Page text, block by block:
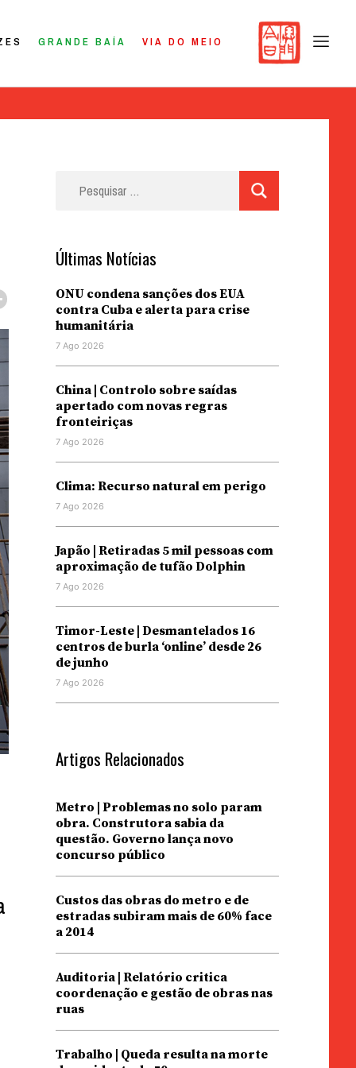
GRANDE BAÍA VIA DO MEIO
Últimas Notícias
ONU condena sanções dos EUA
contra Cuba e alerta para crise
humanitária
7 Ago 2026
China | Controlo sobre saídas
apertado com novas regras
fronteiriças
7 Ago 2026
Clima: Recurso natural em perigo
7 Ago 2026
Japão | Retiradas 5 mil pessoas com
aproximação de tufão Dolphin
7 Ago 2026
Timor-Leste | Desmantelados 16
centros de burla ‘online’ desde 26
de junho
7 Ago 2026
Artigos Relacionados
Metro | Problemas no solo param
obra. Construtora sabia da
questão. Governo lança novo
concurso público
Custos das obras do metro e de
estradas subiram mais de 60% face
a 2014
Auditoria | Relatório critica
coordenação e gestão de obras nas
ruas
Trabalho | Queda resulta na morte